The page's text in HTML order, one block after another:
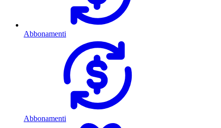
Abbonamenti
Abbonamenti